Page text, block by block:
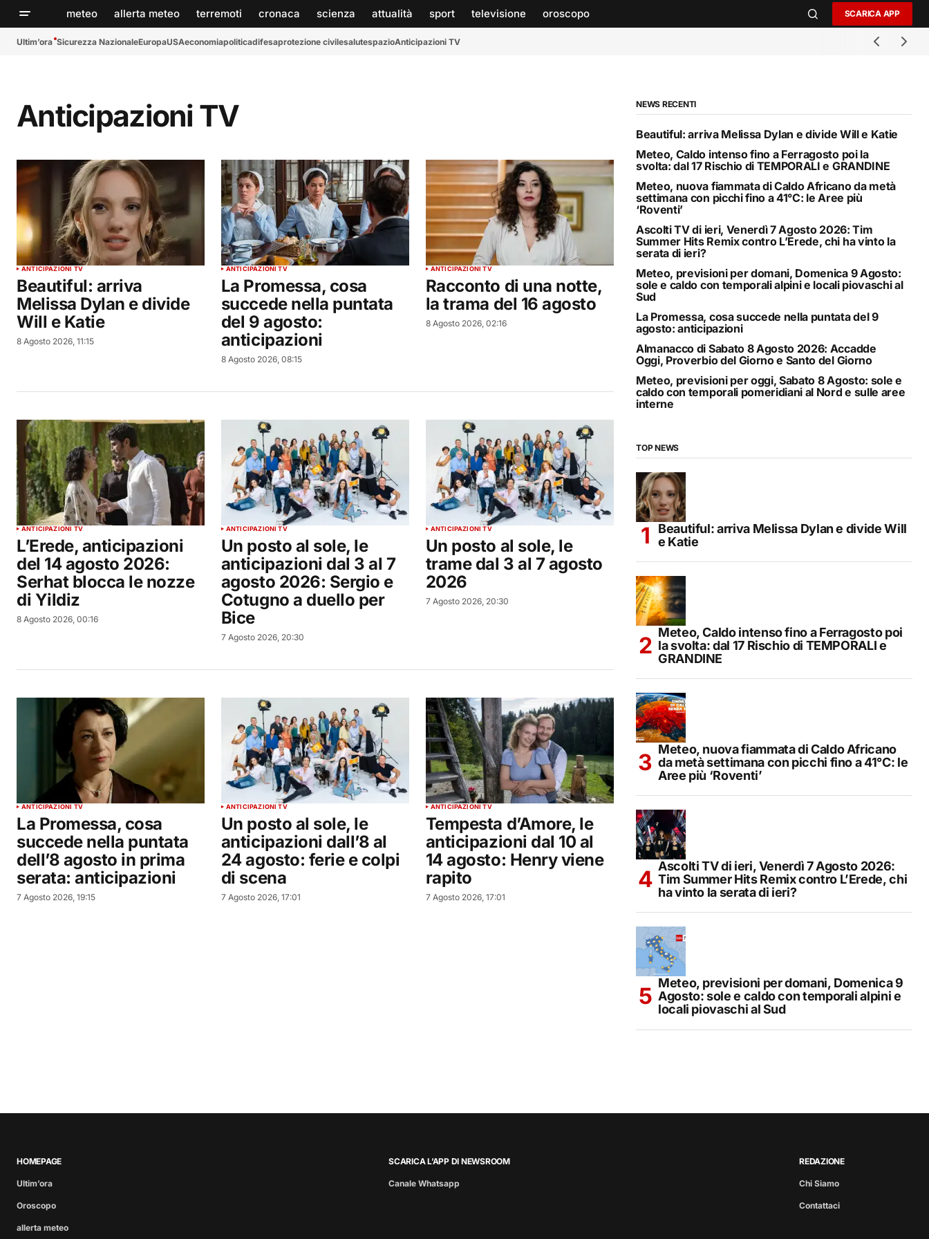
meteo allerta meteo terremoti cronaca scienza attualità sport televisione oroscopo SCARICA APP
Ultim’ora Sicurezza NazionaleEuropaUSAeconomiapoliticadifesaprotezione civilesalutespazioAnticipazioni TV
Anticipazioni TV
ANTICIPAZIONI TV
Beautiful: arriva
Melissa Dylan e divide
Will e Katie
8 Agosto 2026, 11:15
ANTICIPAZIONI TV
La Promessa, cosa
succede nella puntata
del 9 agosto:
anticipazioni
8 Agosto 2026, 08:15
ANTICIPAZIONI TV
Racconto di una notte,
la trama del 16 agosto
8 Agosto 2026, 02:16
ANTICIPAZIONI TV
L’Erede, anticipazioni
del 14 agosto 2026:
Serhat blocca le nozze
di Yildiz
8 Agosto 2026, 00:16
ANTICIPAZIONI TV
Un posto al sole, le
anticipazioni dal 3 al 7
agosto 2026: Sergio e
Cotugno a duello per
Bice
7 Agosto 2026, 20:30
ANTICIPAZIONI TV
Un posto al sole, le
trame dal 3 al 7 agosto
2026
7 Agosto 2026, 20:30
ANTICIPAZIONI TV
La Promessa, cosa
succede nella puntata
dell’8 agosto in prima
serata: anticipazioni
7 Agosto 2026, 19:15
ANTICIPAZIONI TV
Un posto al sole, le
anticipazioni dall’8 al
24 agosto: ferie e colpi
di scena
7 Agosto 2026, 17:01
ANTICIPAZIONI TV
Tempesta d’Amore, le
anticipazioni dal 10 al
14 agosto: Henry viene
rapito
7 Agosto 2026, 17:01
NEWS RECENTI
Beautiful: arriva Melissa Dylan e divide Will e Katie
Meteo, Caldo intenso fino a Ferragosto poi la
svolta: dal 17 Rischio di TEMPORALI e GRANDINE
Meteo, nuova fiammata di Caldo Africano da metà
settimana con picchi fino a 41°C: le Aree più
‘Roventi’
Ascolti TV di ieri, Venerdì 7 Agosto 2026: Tim
Summer Hits Remix contro L’Erede, chi ha vinto la
serata di ieri?
Meteo, previsioni per domani, Domenica 9 Agosto:
sole e caldo con temporali alpini e locali piovaschi al
Sud
La Promessa, cosa succede nella puntata del 9
agosto: anticipazioni
Almanacco di Sabato 8 Agosto 2026: Accadde
Oggi, Proverbio del Giorno e Santo del Giorno
Meteo, previsioni per oggi, Sabato 8 Agosto: sole e
caldo con temporali pomeridiani al Nord e sulle aree
interne
TOP NEWS
Beautiful: arriva Melissa Dylan e divide Will
e Katie
Meteo, Caldo intenso fino a Ferragosto poi
la svolta: dal 17 Rischio di TEMPORALI e
GRANDINE
Meteo, nuova fiammata di Caldo Africano
da metà settimana con picchi fino a 41°C: le
Aree più ‘Roventi’
Ascolti TV di ieri, Venerdì 7 Agosto 2026:
Tim Summer Hits Remix contro L’Erede, chi
ha vinto la serata di ieri?
Meteo, previsioni per domani, Domenica 9
Agosto: sole e caldo con temporali alpini e
locali piovaschi al Sud
HOMEPAGE
Ultim’ora
Oroscopo
allerta meteo
SCARICA L’APP DI NEWSROOM
Canale Whatsapp
REDAZIONE
Chi Siamo
Contattaci